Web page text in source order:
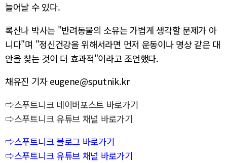
늘어날 수 있다.
록산나 박사는 "반려동물의 소유는 가볍게 생각할 문제가 아
니다"며 "정신건강을 위해서라면 먼저 운동이나 명상 같은 대
안을 찾는 것이 더 효과적"이라고 조언했다.
채유진 기자 eugene@sputnik.kr
⇨스푸트니크 네이버포스트 바로가기
⇨스푸트니크 유튜브 채널 바로가기
⇨스푸트니크 블로그 바로가기
⇨스푸트니크 유튜브 채널 바로가기